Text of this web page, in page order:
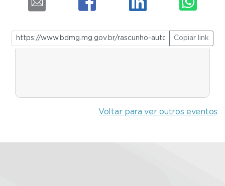
Copiar link
Voltar para ver outros eventos